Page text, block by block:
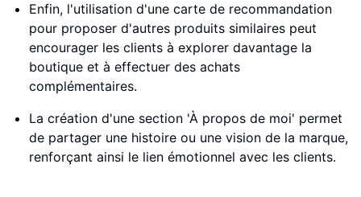
Enfin, l'utilisation d'une carte de recommandation
pour proposer d'autres produits similaires peut
encourager les clients à explorer davantage la
boutique et à effectuer des achats
complémentaires.
La création d'une section 'À propos de moi' permet
de partager une histoire ou une vision de la marque,
renforçant ainsi le lien émotionnel avec les clients.